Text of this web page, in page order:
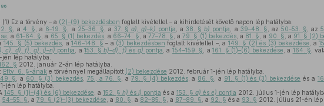
86
(1) Ez a törvény – a (2)–(9) bekezdésben foglalt kivétellel – a kihirdetését követő napon lép hatályba.
2. § , a4. § , a 6–19. § , a 25–36. § , a 37. § a), g)–k) pontja , a38. §b) pontja , a 39–48. § , az 50–53. § , az
, a 61–64. § , a 65. § (1) bekezdés , a 66–74. § , a 77–78. § , a79. § (1) bekezdés, a 81. § , a 90. § , a 91. § (2)
145. § (5) bekezdés , a146–148. § – a (3) bekezdésben foglalt kivétellel –, a 149. § (2) és (3) bekezdése , a
c), d), f), g), j)–n) pontja , a153. §b)–d), f) és g) pontja , a 154–159. § , a161. § (1)–(6) bekezdése , a 164. § ,
jén lép hatályba.
§ 2012. január 2-án lép hatályba.
Eftv. 6. §-ának e törvénnyel megállapított (2) bekezdése 2012. február 1-jén lép hatályba.
49. § , a 60. § (3) bekezdés, 75., a 76. § , a 79. § (4) bekezdés, a 86. § , a 91. § (1) és (3) bekezdése és a
jén lép hatályba.
145. § (1)–(4) és (6) bekezdése , a 152. § h) és i) pontja és a 153. § a) és e) pontja 2012. július 1-jén lép
54–55. § , a 79. § (2)–(3) bekezdése , a 80. § , a 82–85. § , a 87–89. § , a 92. § és a 93. § 2012. július 21-én lép